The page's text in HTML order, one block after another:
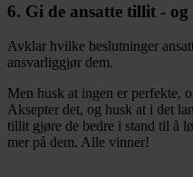
6. Gi de ansatte tillit -
Avklar hvilke beslutninger
ansvarliggjør dem.
Men husk at ingen er perfekte,
Aksepter det, og husk at i det
tillit gjøre de bedre i stand til å
mer på dem. Alle vinner!